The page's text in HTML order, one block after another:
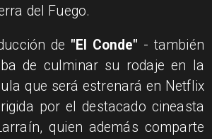
del Fuego.
de "El Conde" - también
de culminar su rodaje en la
que será estrenará en Netflix
por el destacado cineasta
quien además comparte